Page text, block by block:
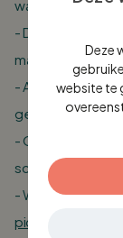
water is
- De
makkelijk en snel
- Als bouwpakket
gebruik op
- Omlijsting van
scherpe hoeken
- Wil je nog
Deze
website te